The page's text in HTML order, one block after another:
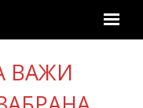
ВАЖИ